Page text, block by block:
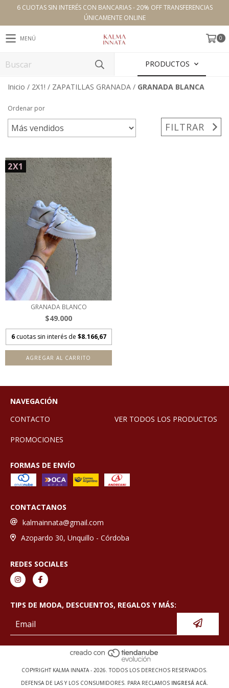
6 CUOTAS SIN INTERÉS CON BANCARIAS - 20% OFF TRANSFERENCIAS
ÚNICAMENTE ONLINE
MENÚ 0
PRODUCTOS
Inicio / 2X1! / ZAPATILLAS GRANADA / GRANADA BLANCA
Ordenar por
FILTRAR
2X1
GRANADA BLANCO
$49.000
6 cuotas sin interés de $8.166,67
AGREGAR AL CARRITO
NAVEGACIÓN
CONTACTO
VER TODOS LOS PRODUCTOS
PROMOCIONES
FORMAS DE ENVÍO
CONTACTANOS
kalmainnata@gmail.com
Azopardo 30, Unquillo - Córdoba
REDES SOCIALES
TIPS DE MODA, DESCUENTOS, REGALOS Y MÁS:
COPYRIGHT KALMA INNATA - 2026. TODOS LOS DERECHOS RESERVADOS.
DEFENSA DE LAS Y LOS CONSUMIDORES. PARA RECLAMOS INGRESÁ ACÁ.